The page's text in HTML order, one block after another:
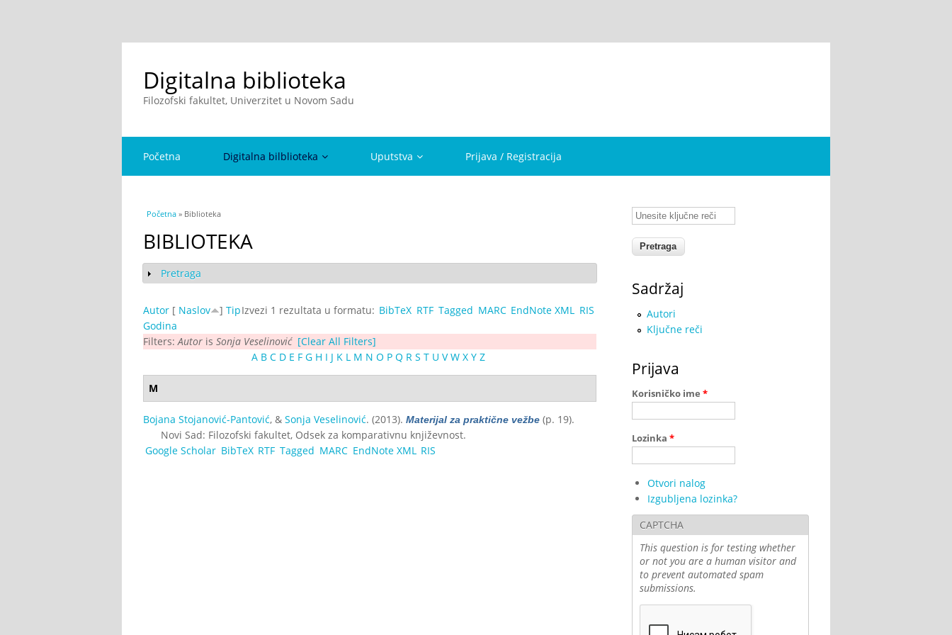
Digitalna biblioteka
Filozofski fakultet, Univerzitet u Novom Sadu
Početna Digitalna bilblioteka Uputstva Prijava / Registracija
You are here
Početna » Biblioteka
BIBLIOTEKA
Show
Pretraga
Izvezi 1 rezultata u formatu: BibTeX RTF Tagged MARC EndNote XML RIS
Autor [ Naslov ] Tip
Godina
Filters: Autor is Sonja Veselinović [Clear All Filters]
A B C D E F G H I J K L M N O P Q R S T U V W X Y Z
M
Bojana Stojanović-Pantović, & Sonja Veselinović. (2013). Materijal za praktične vežbe (p. 19).
Novi Sad: Filozofski fakultet, Odsek za komparativnu književnost.
Google Scholar BibTeX RTF Tagged MARC EndNote XML RIS
Unesite ključne reči
Sadržaj
Autori
Ključne reči
Prijava
Korisničko ime *
Lozinka *
Otvori nalog
Izgubljena lozinka?
CAPTCHA
This question is for testing whether
or not you are a human visitor and
to prevent automated spam
submissions.